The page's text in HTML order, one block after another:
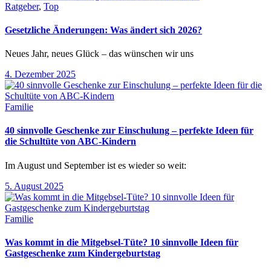
Ratgeber, Top
Gesetzliche Änderungen: Was ändert sich 2026?
Neues Jahr, neues Glück – das wünschen wir uns
4. Dezember 2025
Familie
40 sinnvolle Geschenke zur Einschulung – perfekte Ideen für
die Schultüte von ABC-Kindern
Im August und September ist es wieder so weit:
5. August 2025
Familie
Was kommt in die Mitgebsel-Tüte? 10 sinnvolle Ideen für
Gastgeschenke zum Kindergeburtstag